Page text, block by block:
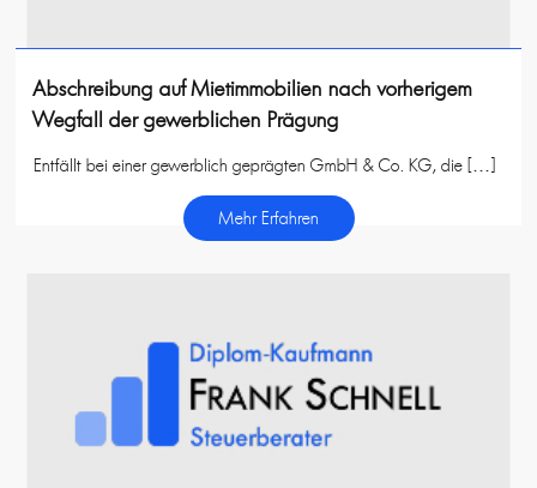
Abschreibung auf Mietimmobilien nach vorherigem
Wegfall der gewerblichen Prägung
Entfällt bei einer gewerblich geprägten GmbH & Co. KG, die […]
Mehr Erfahren